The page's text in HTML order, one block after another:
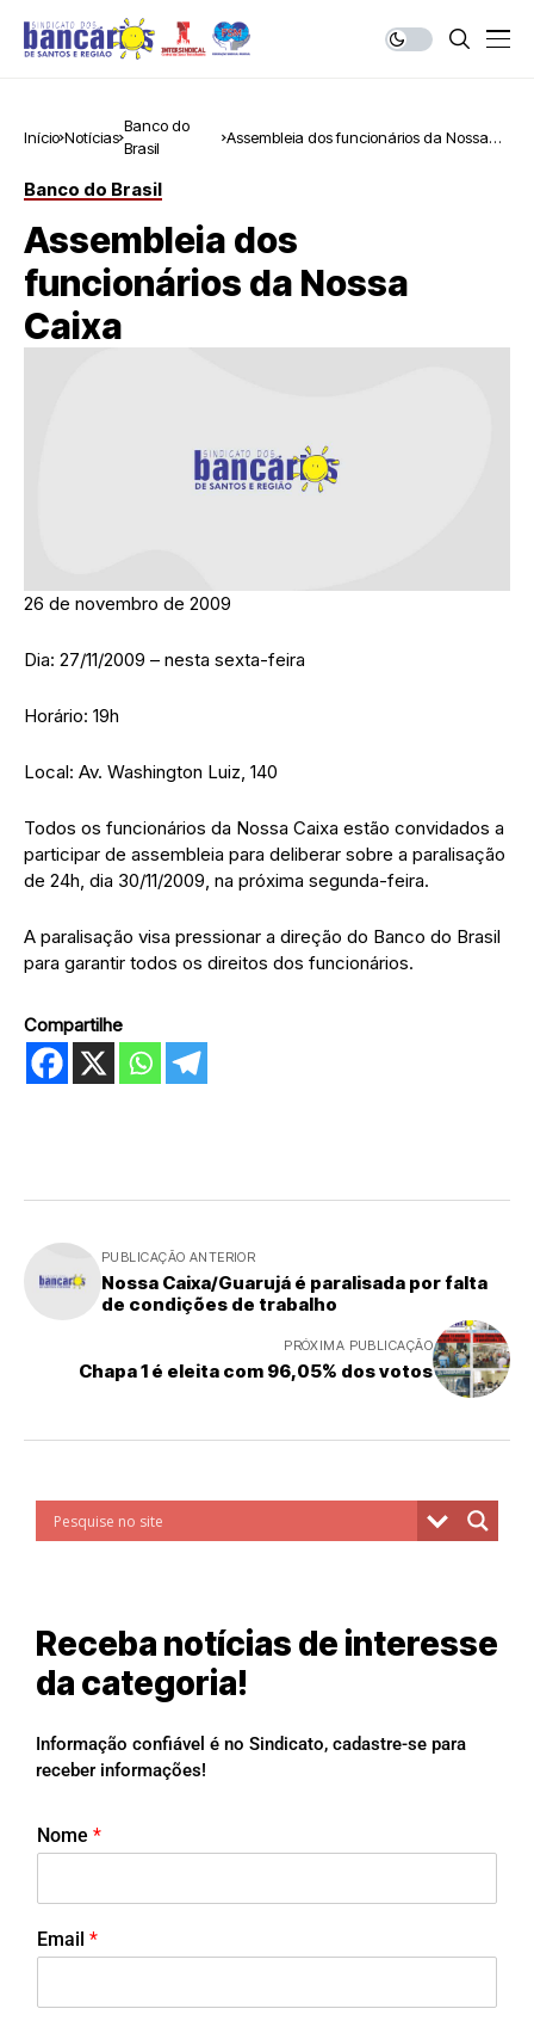
Início Notícias
Banco do
Brasil
Assembleia dos funcionários da Nossa
Banco do Brasil
Assembleia dos
funcionários da Nossa
Caixa
26 de novembro de 2009
Dia: 27/11/2009 – nesta sexta-feira
Horário: 19h
Local: Av. Washington Luiz, 140
Todos os funcionários da Nossa Caixa estão convidados a
participar de assembleia para deliberar sobre a paralisação
de 24h, dia 30/11/2009, na próxima segunda-feira.
A paralisação visa pressionar a direção do Banco do Brasil
para garantir todos os direitos dos funcionários.
Compartilhe
PUBLICAÇÃO ANTERIOR
Nossa Caixa/Guarujá é paralisada por falta
de condições de trabalho
PRÓXIMA PUBLICAÇÃO
Chapa 1 é eleita com 96,05% dos votos
Receba notícias de interesse
da categoria!
Informação confiável é no Sindicato, cadastre-se para
receber informações!
Nome *
Email *